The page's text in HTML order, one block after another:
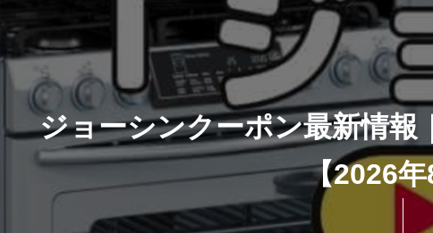
ジョーシンクーポン最新情報
【2026